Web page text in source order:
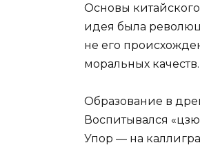
Основы
идея была
не его
моральных качеств.
Образование в
Воспитывался
Упор — на